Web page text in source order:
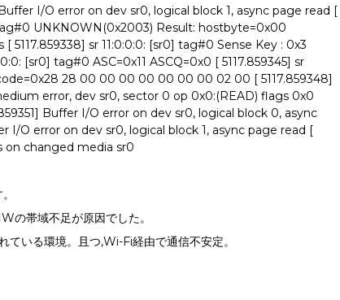
I/O error on dev sr0, logical block 1, async page read [
tag#0 UNKNOWN(0x2003) Result: hostbyte=0x00
5117.859338] sr 11:0:0:0: [sr0] tag#0 Sense Key : 0x3
[sr0] tag#0 ASC=0x11 ASCQ=0x0 [ 5117.859345] sr
28 00 00 00 00 00 00 00 02 00 [ 5117.859348]
error, dev sr0, sector 0 op 0x0:(READ) flags 0x0
Buffer I/O error on dev sr0, logical block 0, async
I/O error on dev sr0, logical block 1, async page read [
on changed media sr0
の帯域不足が原因でした。
いる環境。且つ,Wi-Fi経由で通信不安定。